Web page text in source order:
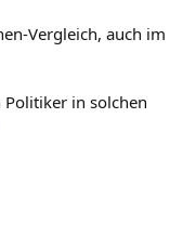
Vergleich, auch im
Politiker in solchen